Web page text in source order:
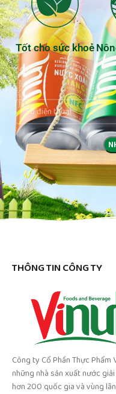
Tốt cho sức khoẻ
THÔNG TIN CÔNG TY
Công ty Cổ Phần Thực
những nhà sản xuất nước
hơn 200 quốc gia và vùng